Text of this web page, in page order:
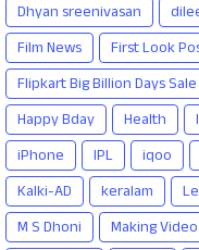
Dhyan sreenivasan
Film News
First Look
Flipkart Big Billion Days
Happy Bday
Health
iPhone
IPL iqoo
Kalki-AD
keralam
M S Dhoni
Making Video